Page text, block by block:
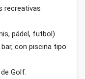
recreativas
pádel, futbol)
con piscina tipo
Golf.